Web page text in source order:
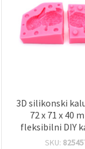
3D silikonski
72 x 71 x 40
fleksibilni DIY
lijevanje
SKU: